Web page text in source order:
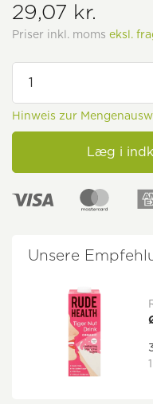
29,07 kr.
Priser inkl. moms eksl.
Hinweis zur
Læg i
Unsere